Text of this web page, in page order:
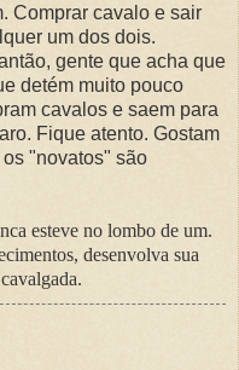
Comprar cavalo e sair
um dos dois.
gente que acha que
detém muito pouco
cavalos e saem para
Fique atento. Gostam
"novatos" são
esteve no lombo de um.
desenvolva sua